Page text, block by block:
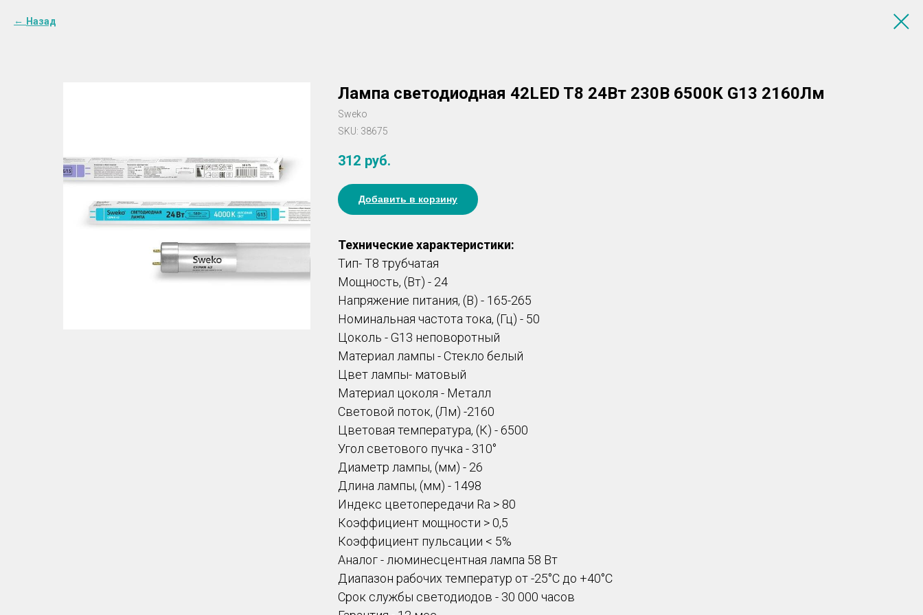
Назад
Лампа светодиодная 42LED T8 24Вт 230В 6500К G13 2160Лм
Sweko
SKU: 38675
312 руб.
Добавить в корзину
Технические характеристики:
Тип- T8 трубчатая
Мощность, (Вт) - 24
Напряжение питания, (В) - 165-265
Номинальная частота тока, (Гц) - 50
Цоколь - G13 неповоротный
Материал лампы - Стекло белый
Цвет лампы- матовый
Материал цоколя - Металл
Световой поток, (Лм) -2160
Цветовая температура, (К) - 6500
Угол светового пучка - 310°
Диаметр лампы, (мм) - 26
Длина лампы, (мм) - 1498
Индекс цветопередачи Ra > 80
Коэффициент мощности > 0,5
Коэффициент пульсации < 5%
Аналог - люминесцентная лампа 58 Вт
Диапазон рабочих температур от -25°С до +40°С
Срок службы светодиодов - 30 000 часов